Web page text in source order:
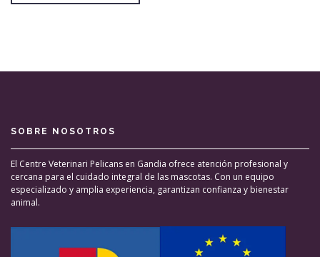
SOBRE NOSOTROS
El Centre Veterinari Pelicans en Gandia ofrece atención profesional y
cercana para el cuidado integral de las mascotas. Con un equipo
especializado y amplia experiencia, garantizan confianza y bienestar
animal.